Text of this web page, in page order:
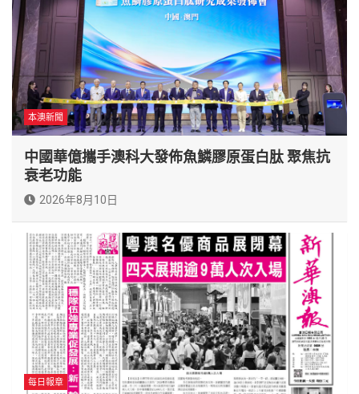
本澳新聞
中國華億攜手澳科大發佈魚鱗膠原蛋白肽 聚焦抗
衰老功能
2026年8月10日
每日報章